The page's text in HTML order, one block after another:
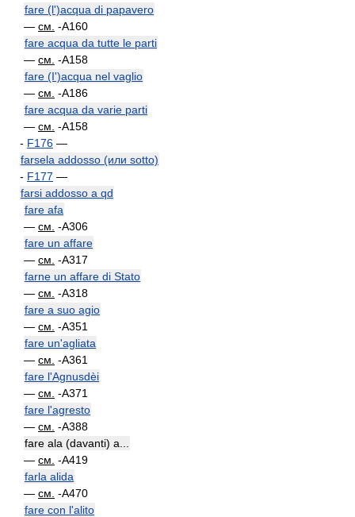
fare (l')acqua di papavero
— см. -A160
fare acqua da tutte le parti
— см. -A158
fare (I')acqua nel vaglio
— см. -A186
fare acqua da varie parti
— см. -A158
- F176 —
farsela addosso (или sotto)
- F177 —
farsi addosso a qd
fare afa
— см. -A306
fare un affare
— см. -A317
farne un affare di Stato
— см. -A318
fare a suo agio
— см. -A351
fare un'agliata
— см. -A361
fare l'Agnusdèi
— см. -A371
fare l'agresto
— см. -A388
fare ala (davanti) a...
— см. -A419
farla alida
— см. -A470
fare con l'alito